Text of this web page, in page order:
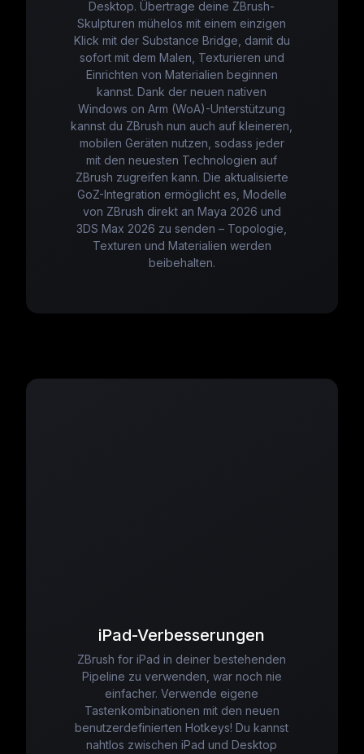
Desktop. Übertrage deine ZBrush-
Skulpturen mühelos mit einem einzigen
Klick mit der Substance Bridge, damit du
sofort mit dem Malen, Texturieren und
Einrichten von Materialien beginnen
kannst. Dank der neuen nativen
Windows on Arm (WoA)-Unterstützung
kannst du ZBrush nun auch auf kleineren,
mobilen Geräten nutzen, sodass jeder
mit den neuesten Technologien auf
ZBrush zugreifen kann. Die aktualisierte
GoZ-Integration ermöglicht es, Modelle
von ZBrush direkt an Maya 2026 und
3DS Max 2026 zu senden – Topologie,
Texturen und Materialien werden
beibehalten.
iPad-Verbesserungen
ZBrush for iPad in deiner bestehenden
Pipeline zu verwenden, war noch nie
einfacher. Verwende eigene
Tastenkombinationen mit den neuen
benutzerdefinierten Hotkeys! Du kannst
nahtlos zwischen iPad und Desktop